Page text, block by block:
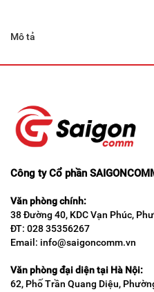
Mô tả
Công ty Cổ phần
Văn phòng chính:
38 Đường 40, KDC Vạn Phúc,
ĐT: 028 35356267
Email: info@saigoncomm.vn
Văn phòng đại diện tại Hà Nội:
62, Phố Trần Quang Diệu,